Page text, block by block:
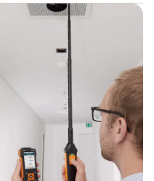
計的所有信息，並且您已經
求的理想解決方案，那麼您
以及測量參數和測量選項是
進行輕鬆有效的測量。 這